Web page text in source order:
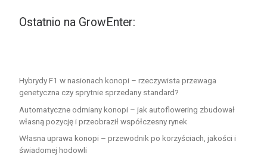
Ostatnio na GrowEnter:
Hybrydy F1 w nasionach konopi – rzeczywista przewaga
genetyczna czy sprytnie sprzedany standard?
Automatyczne odmiany konopi – jak autoflowering zbudował
własną pozycję i przeobraził współczesny rynek
Własna uprawa konopi – przewodnik po korzyściach, jakości i
świadomej hodowli